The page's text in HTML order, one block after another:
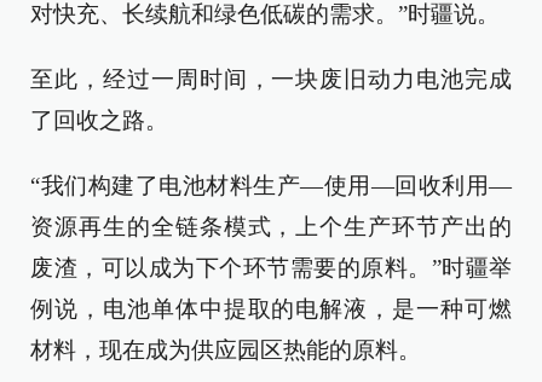
对快充、长续航和绿色低碳的需求。”时疆说。
至此，经过一周时间，一块废旧动力电池完成
了回收之路。
“我们构建了电池材料生产—使用—回收利用—
资源再生的全链条模式，上个生产环节产出的
废渣，可以成为下个环节需要的原料。”时疆举
例说，电池单体中提取的电解液，是一种可燃
材料，现在成为供应园区热能的原料。